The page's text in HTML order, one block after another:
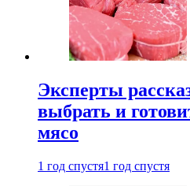
Эксперты
выбрать и
мясо
1 год спустя1 год спустя